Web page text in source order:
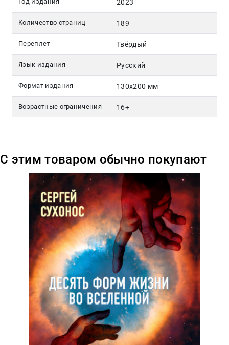
2023
Количество страниц 189
Переплет Твёрдый
Язык издания Русский
Формат издания 130х200 мм
Возрастные ограничения 16+
С этим товаром обычно покупают